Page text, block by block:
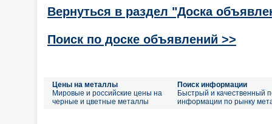
Вернуться в раздел "Доска
Поиск по доске объявлений >>
Цены на металлы
Мировые и российские цены на
черные и цветные металлы
Поиск информации
Быстрый и качественный
информации по рынку